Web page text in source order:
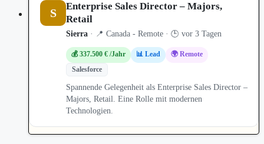
S
Enterprise Sales Director – Majors,
Retail
Sierra · 📍 Canada - Remote · 🕒 vor 3 Tagen
💰 337.500 € /Jahr 📊 Lead
🌍 Remote
Salesforce
Spannende Gelegenheit als Enterprise Sales Director –
Majors, Retail. Eine Rolle mit modernen
Technologien.